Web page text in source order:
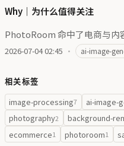
Why｜为什么值得关注
PhotoRoom 命中了电商与内
2026-07-04 02:45 · ai-image-
相关标签
image-processing7 ai-image-
photography2 background-
ecommerce1 photoroom1